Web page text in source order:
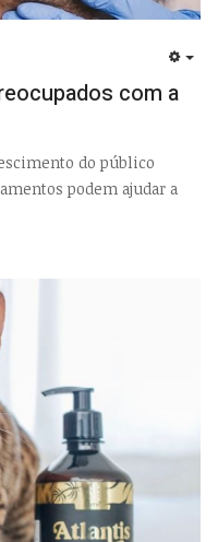
com a
do público
podem ajudar a